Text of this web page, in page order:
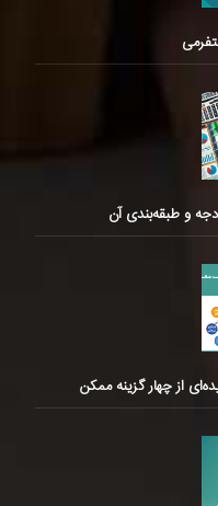
از چهار گزینه ممکن